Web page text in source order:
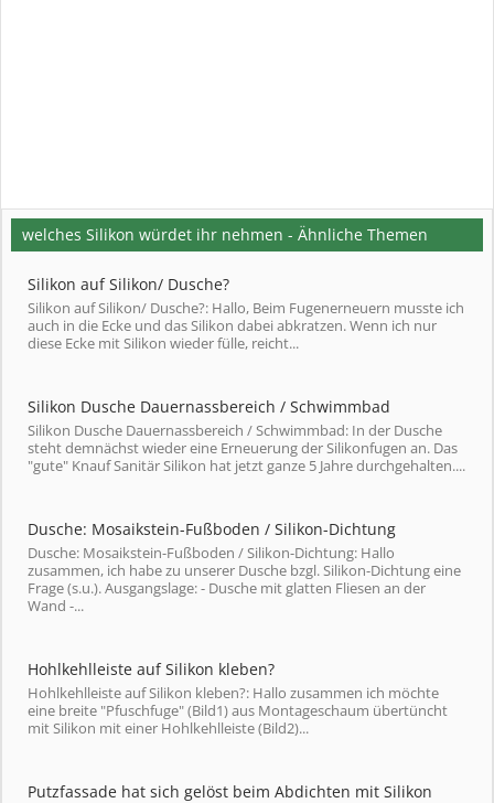
welches Silikon würdet ihr nehmen - Ähnliche Themen
Silikon auf Silikon/ Dusche?
Silikon auf Silikon/ Dusche?: Hallo, Beim Fugenerneuern musste ich
auch in die Ecke und das Silikon dabei abkratzen. Wenn ich nur
diese Ecke mit Silikon wieder fülle, reicht...
Silikon Dusche Dauernassbereich / Schwimmbad
Silikon Dusche Dauernassbereich / Schwimmbad: In der Dusche
steht demnächst wieder eine Erneuerung der Silikonfugen an. Das
"gute" Knauf Sanitär Silikon hat jetzt ganze 5 Jahre durchgehalten....
Dusche: Mosaikstein-Fußboden / Silikon-Dichtung
Dusche: Mosaikstein-Fußboden / Silikon-Dichtung: Hallo
zusammen, ich habe zu unserer Dusche bzgl. Silikon-Dichtung eine
Frage (s.u.). Ausgangslage: - Dusche mit glatten Fliesen an der
Wand -...
Hohlkehlleiste auf Silikon kleben?
Hohlkehlleiste auf Silikon kleben?: Hallo zusammen ich möchte
eine breite "Pfuschfuge" (Bild1) aus Montageschaum übertüncht
mit Silikon mit einer Hohlkehlleiste (Bild2)...
Putzfassade hat sich gelöst beim Abdichten mit Silikon